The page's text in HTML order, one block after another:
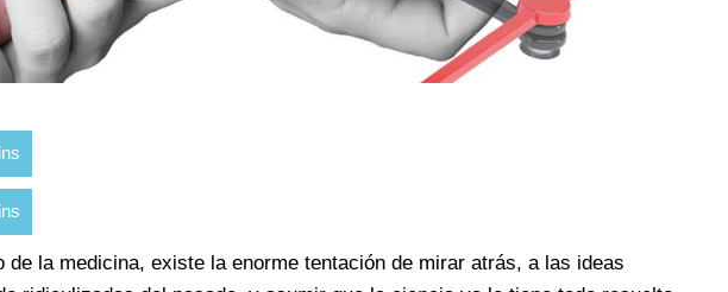
de la medicina, existe la enorme tentación de mirar atrás, a las ideas